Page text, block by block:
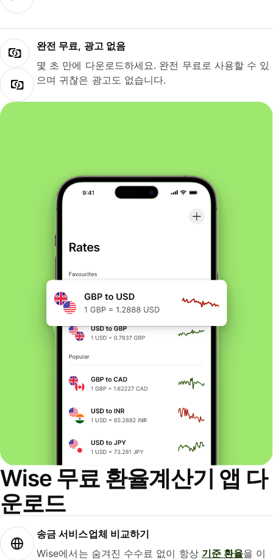
완전 무료, 광고 없음
몇 초 만에 다운로드하세요. 완전 무료로 사용할 수 있
으며 귀찮은 광고도 없습니다.
Wise 무료 환율계산기 앱 다
운로드
송금 서비스업체 비교하기
Wise에서는 숨겨진 수수료 없이 항상 기준 환율을 이